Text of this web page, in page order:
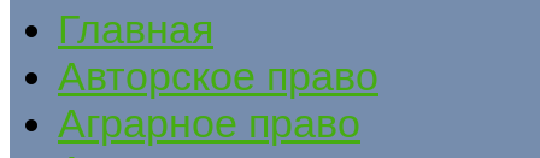
Главная
Авторское право
Аграрное право